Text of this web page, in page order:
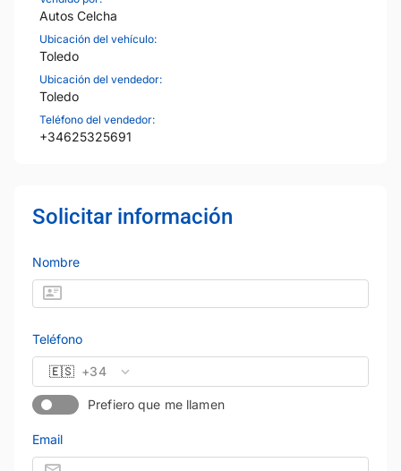
Autos Celcha
Ubicación del vehículo:
Toledo
Ubicación del vendedor:
Toledo
Teléfono del vendedor:
+34625325691
Solicitar información
Nombre
Teléfono
🇪🇸 +34
Prefiero que me llamen
Email